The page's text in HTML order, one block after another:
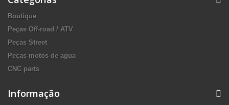
Boutique
Peças Off-road / ATV
Peças Street
Peças motos de agua
CNC parts
Informação